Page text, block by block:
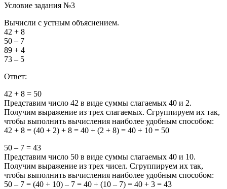
Условие задания №3
Вычисли с устным объяснением.
42 + 8
50 – 7
89 + 4
73 – 5
Ответ:
42 + 8 = 50
Представим число 42 в виде суммы слагаемых 40 и 2.
Получим выражение из трех слагаемых. Сгруппируем их так,
чтобы выполнить вычисления наиболее удобным способом:
42 + 8 = (40 + 2) + 8 = 40 + (2 + 8) = 40 + 10 = 50
50 – 7 = 43
Представим число 50 в виде суммы слагаемых 40 и 10.
Получим выражение из трех чисел. Сгруппируем их так,
чтобы выполнить вычисления наиболее удобным способом:
50 – 7 = (40 + 10) – 7 = 40 + (10 – 7) = 40 + 3 = 43